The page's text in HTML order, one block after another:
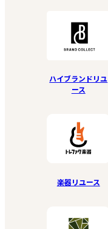
ハイブランドリユ
ース
楽器リユース